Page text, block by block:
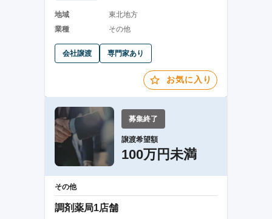
地域
東北地方
業種
その他
会社譲渡 専門家あり
お気に入り
募集終了
譲渡希望額
100万円未満
その他
調剤薬局1店舗